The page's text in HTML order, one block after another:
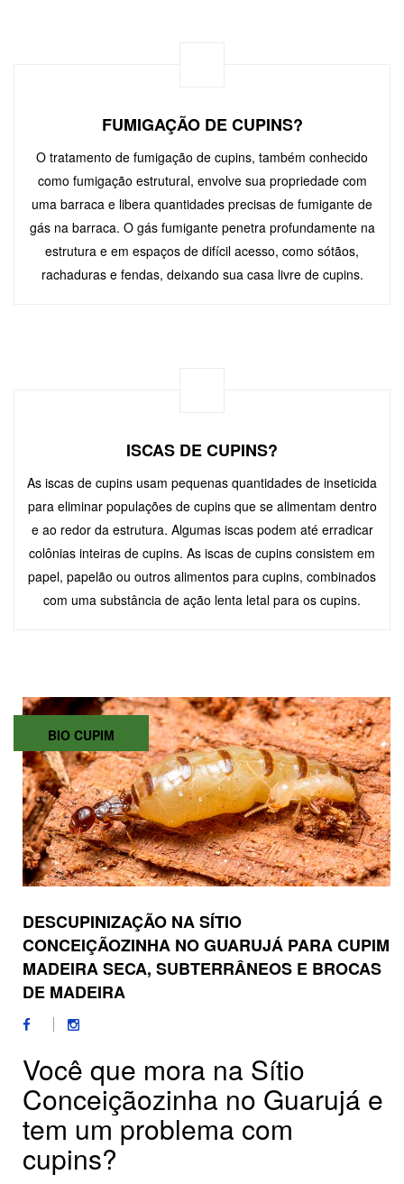
FUMIGAÇÃO DE CUPINS?
O tratamento de fumigação de cupins, também conhecido
como fumigação estrutural, envolve sua propriedade com
uma barraca e libera quantidades precisas de fumigante de
gás na barraca. O gás fumigante penetra profundamente na
estrutura e em espaços de difícil acesso, como sótãos,
rachaduras e fendas, deixando sua casa livre de cupins.
ISCAS DE CUPINS?
As iscas de cupins usam pequenas quantidades de inseticida
para eliminar populações de cupins que se alimentam dentro
e ao redor da estrutura. Algumas iscas podem até erradicar
colônias inteiras de cupins. As iscas de cupins consistem em
papel, papelão ou outros alimentos para cupins, combinados
com uma substância de ação lenta letal para os cupins.
BIO CUPIM
DESCUPINIZAÇÃO NA SÍTIO
CONCEIÇÃOZINHA NO GUARUJÁ PARA CUPIM
MADEIRA SECA, SUBTERRÂNEOS E BROCAS
DE MADEIRA
Você que mora na Sítio
Conceiçãozinha no Guarujá e
tem um problema com
cupins?